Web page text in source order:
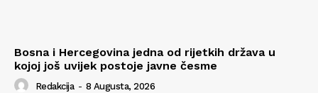
Bosna i Hercegovina jedna od rijetkih država u
kojoj još uvijek postoje javne česme
Redakcija - 8 Augusta, 2026